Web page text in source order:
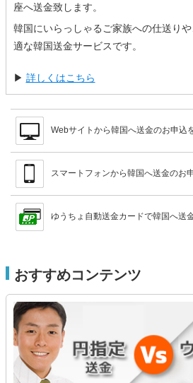
座へ送金致します。
韓国にいらっしゃるご家族への仕送り
適な韓国送金サービスです。
▶ 詳しくはこちら
Webサイトから韓国へ送金のお申込
スマートフォンから韓国へ送金のお
ゆうちょ自動送金カードで韓国へ送
おすすめコンテンツ